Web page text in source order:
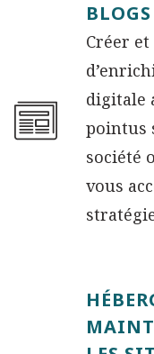
BLOGS
Créer
digitale
pointus
société
vous